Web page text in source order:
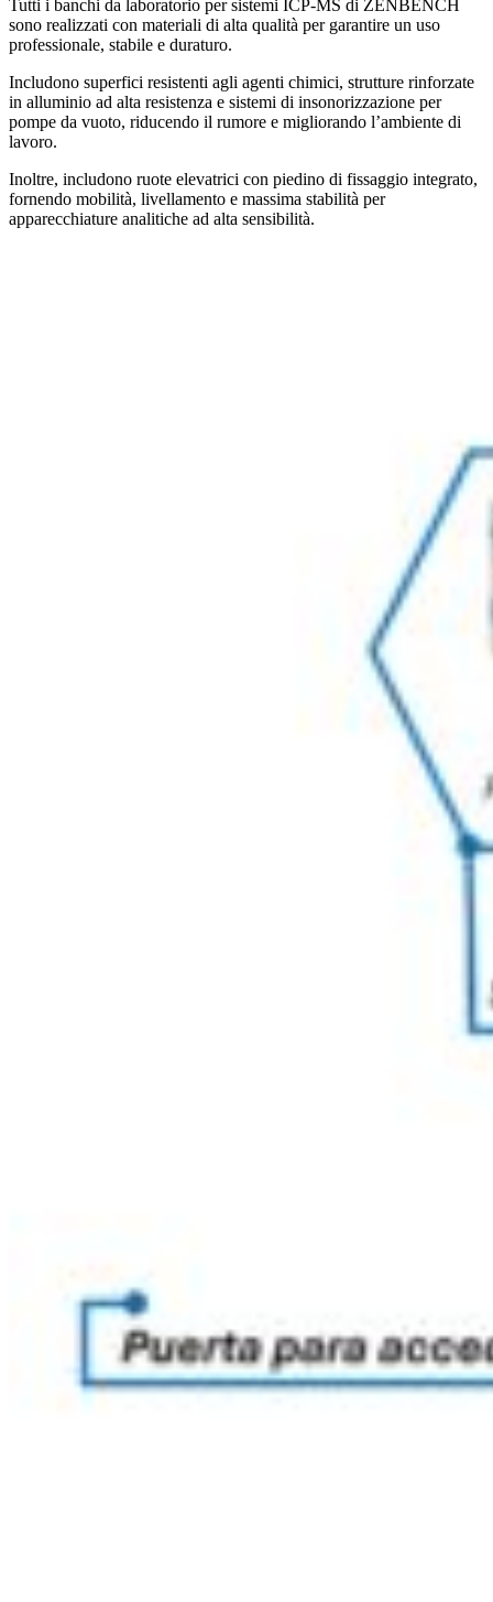
Tutti i banchi da laboratorio per sistemi ICP-MS di ZENBENCH
sono realizzati con materiali di alta qualità per garantire un uso
professionale, stabile e duraturo.
Includono superfici resistenti agli agenti chimici, strutture rinforzate
in alluminio ad alta resistenza e sistemi di insonorizzazione per
pompe da vuoto, riducendo il rumore e migliorando l’ambiente di
lavoro.
Inoltre, includono ruote elevatrici con piedino di fissaggio integrato,
fornendo mobilità, livellamento e massima stabilità per
apparecchiature analitiche ad alta sensibilità.